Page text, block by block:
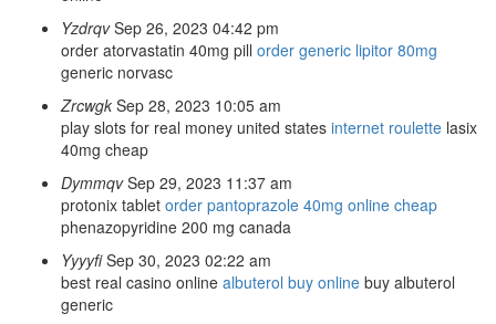
Yzdrqv Sep 26, 2023 04:42 pm
order atorvastatin 40mg pill order generic lipitor 80mg
generic norvasc
Zrcwgk Sep 28, 2023 10:05 am
play slots for real money united states internet roulette lasix
40mg cheap
Dymmqv Sep 29, 2023 11:37 am
protonix tablet order pantoprazole 40mg online cheap
phenazopyridine 200 mg canada
Yyyyfi Sep 30, 2023 02:22 am
best real casino online albuterol buy online buy albuterol
generic